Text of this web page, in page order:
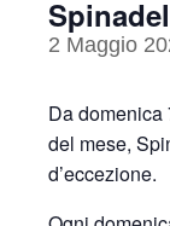
2 Maggio
Da domenica
del mese,
d’eccezione.